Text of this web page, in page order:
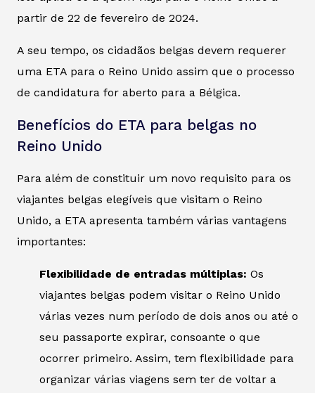
partir de 22 de fevereiro de 2024.
A seu tempo, os cidadãos belgas devem requerer
uma ETA para o Reino Unido assim que o processo
de candidatura for aberto para a Bélgica.
Benefícios do ETA para belgas no
Reino Unido
Para além de constituir um novo requisito para os
viajantes belgas elegíveis que visitam o Reino
Unido, a ETA apresenta também várias vantagens
importantes:
Flexibilidade de entradas múltiplas: Os
viajantes belgas podem visitar o Reino Unido
várias vezes num período de dois anos ou até o
seu passaporte expirar, consoante o que
ocorrer primeiro. Assim, tem flexibilidade para
organizar várias viagens sem ter de voltar a